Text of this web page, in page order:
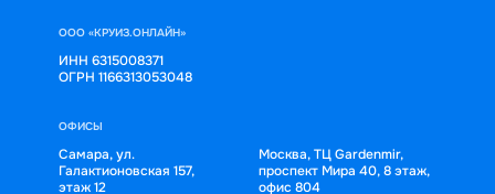
ООО «КРУИЗ.ОНЛАЙН»
ИНН 6315008371
ОГРН 1166313053048
ОФИСЫ
Самара, ул.
Галактионовская 157,
этаж 12
Москва, ТЦ Gardenmir,
проспект Мира 40, 8 этаж,
офис 804